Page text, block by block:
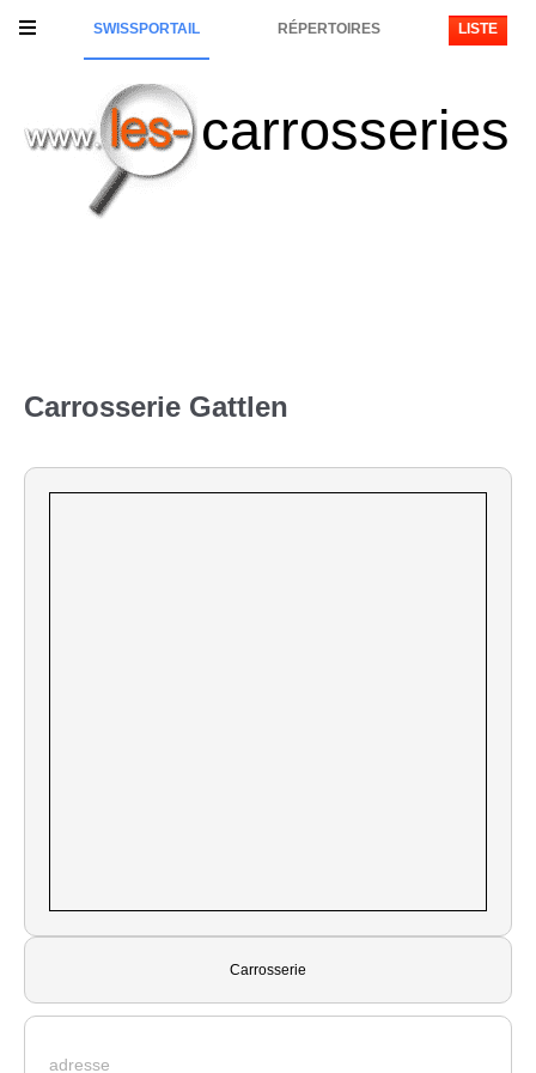
SWISSPORTAIL RÉPERTOIRES LISTE
carrosseries
Carrosserie Gattlen
Carrosserie
adresse